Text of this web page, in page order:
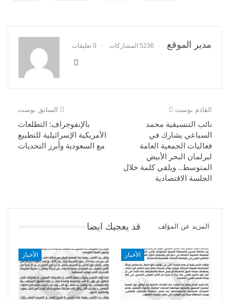
مدير الموقع 5236 المشاركات 0 تعليقات
السابق بوست
بالإنفوجراف: التطلعات
الأمريكية الإسرائيلية للتطبيع
مع السعودية وأبرز التحديات
القادم بوست
نائب التنسيقية محمد
السباعي يشارك في
فعاليات الجمعية العامة
لبرلمان البحر الأبيض
المتوسط.. ويلقي كلمة خلال
الجلسة الاقتصادية
قد يعجبك ايضا المزيد عن المؤلف
الأخبار الأخبار